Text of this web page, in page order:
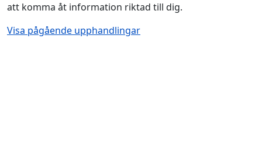
att komma åt information riktad till dig.
Visa pågående upphandlingar